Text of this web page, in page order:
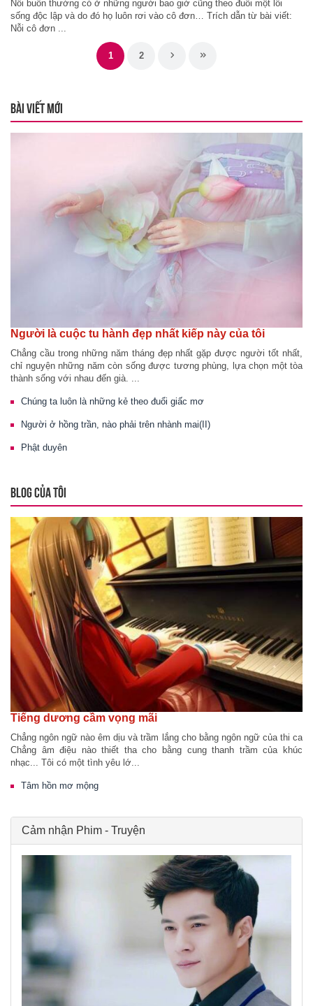
Nỗi buồn thường có ở những người bao giờ cũng theo đuổi một lối
sống độc lập và do đó họ luôn rơi vào cô đơn… Trích dẫn từ bài viết:
Nỗi cô đơn ...
1 2
BÀI VIẾT MỚI
Người là cuộc tu hành đẹp nhất kiếp này của tôi
Chẳng cầu trong những năm tháng đẹp nhất gặp được người tốt nhất,
chỉ nguyện những năm còn sống được tương phùng, lựa chọn một tòa
thành sống với nhau đến già. ...
Chúng ta luôn là những kẻ theo đuổi giấc mơ
Người ở hồng trần, nào phải trên nhành mai(II)
Phật duyên
BLOG CỦA TÔI
Tiếng dương cầm vọng mãi
Chẳng ngôn ngữ nào êm dịu và trầm lắng cho bằng ngôn ngữ của thi ca
Chẳng âm điệu nào thiết tha cho bằng cung thanh trầm của khúc
nhạc... Tôi có một tình yêu lớ...
Tâm hồn mơ mộng
Cảm nhận Phim - Truyện